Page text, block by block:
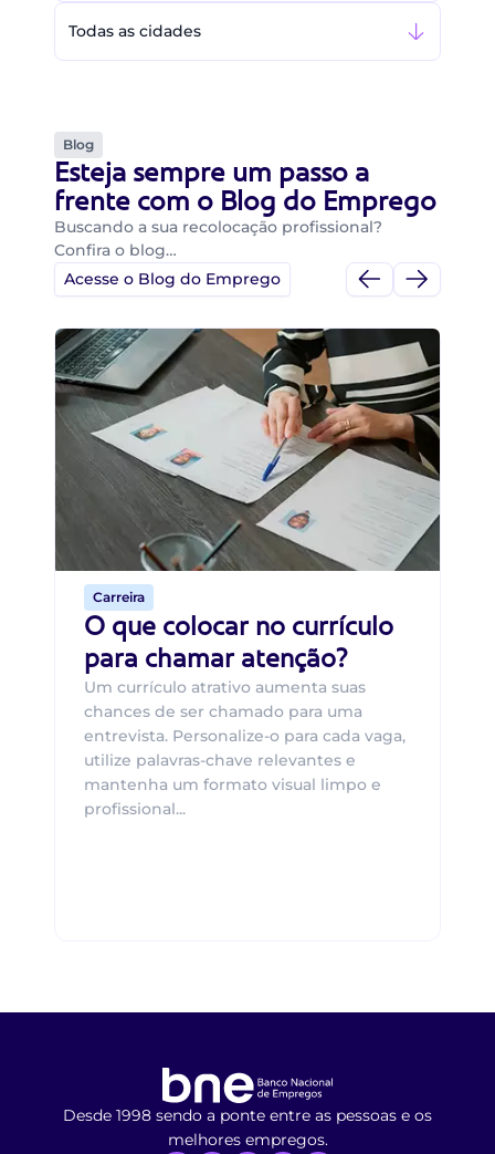
Todas as cidades
Blog
Esteja sempre um passo a
frente com o Blog do Emprego
Buscando a sua recolocação profissional?
Confira o blog…
Acesse o Blog do Emprego
Carreira
O que colocar no currículo
para chamar atenção?
Um currículo atrativo aumenta suas
chances de ser chamado para uma
entrevista. Personalize-o para cada vaga,
utilize palavras-chave relevantes e
mantenha um formato visual limpo e
profissional...
Desde 1998 sendo a ponte entre as pessoas e os
melhores empregos.